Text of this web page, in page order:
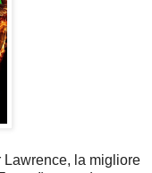
Lawrence, la migliore